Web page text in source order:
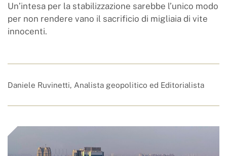
Un’intesa per la stabilizzazione sarebbe l’unico modo
per non rendere vano il sacrificio di migliaia di vite
innocenti.
Daniele Ruvinetti, Analista geopolitico ed Editorialista